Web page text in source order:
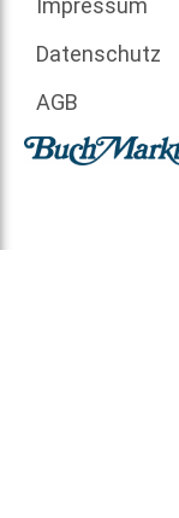
Impressum
Datenschutz
AGB